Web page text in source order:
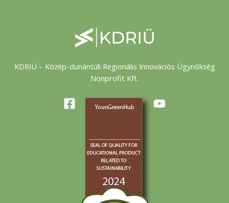
KDRIÜ – Közép-dunántúli Regionális Innovációs Ügynökség
Nonprofit Kft.